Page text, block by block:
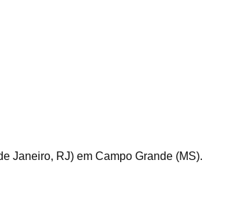
Janeiro, RJ) em Campo Grande (MS).